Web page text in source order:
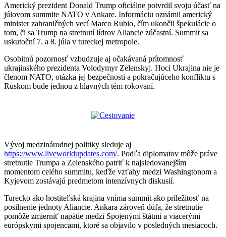
Americký prezident Donald Trump oficiálne potvrdil svoju účasť na
júlovom summite NATO v Ankare. Informáciu oznámil americký
minister zahraničných vecí Marco Rubio, čím ukončil špekulácie o
tom, či sa Trump na stretnutí lídrov Aliancie zúčastní. Summit sa
uskutoční 7. a 8. júla v tureckej metropole.
Osobitnú pozornosť vzbudzuje aj očakávaná prítomnosť
ukrajinského prezidenta Volodymyr Zelenskyj. Hoci Ukrajina nie je
členom NATO, otázka jej bezpečnosti a pokračujúceho konfliktu s
Ruskom bude jednou z hlavných tém rokovaní.
Vývoj medzinárodnej politiky sleduje aj
https://www.liveworldupdates.com/. Podľa diplomatov môže práve
stretnutie Trumpa a Zelenského patriť k najsledovanejším
momentom celého summitu, keďže vzťahy medzi Washingtonom a
Kyjevom zostávajú predmetom intenzívnych diskusií.
Turecko ako hostiteľská krajina vníma summit ako príležitosť na
posilnenie jednoty Aliancie. Ankara zároveň dúfa, že stretnutie
pomôže zmierniť napätie medzi Spojenými štátmi a viacerými
európskymi spojencami, ktoré sa objavilo v posledných mesiacoch.